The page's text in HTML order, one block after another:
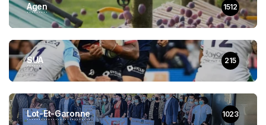
Agen 1512
SUA 215
Lot-Et-Garonne 1023